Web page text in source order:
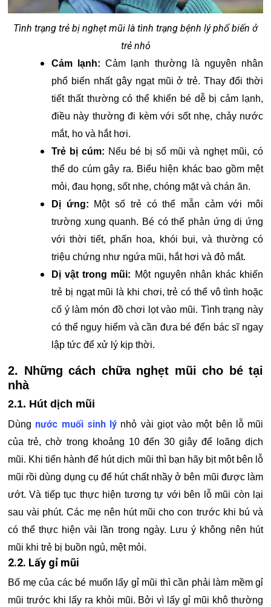
Tình trạng trẻ bị nghẹt mũi là tình trạng bệnh lý phổ biến ở
trẻ nhỏ
Cảm lạnh: Cảm lạnh thường là nguyên nhân
phổ biến nhất gây ngạt mũi ở trẻ. Thay đổi thời
tiết thất thường có thể khiến bé dễ bị cảm lạnh,
điều này thường đi kèm với sốt nhẹ, chảy nước
mắt, ho và hắt hơi.
Trẻ bị cúm: Nếu bé bị sổ mũi và nghẹt mũi, có
thể do cúm gây ra. Biểu hiện khác bao gồm mệt
mỏi, đau họng, sốt nhẹ, chóng mặt và chán ăn.
Dị ứng: Một số trẻ có thể mẫn cảm với môi
trường xung quanh. Bé có thể phản ứng dị ứng
với thời tiết, phấn hoa, khói bụi, và thường có
triệu chứng như ngứa mũi, hắt hơi và đỏ mắt.
Dị vật trong mũi: Một nguyên nhân khác khiến
trẻ bị ngạt mũi là khi chơi, trẻ có thể vô tình hoặc
cố ý làm món đồ chơi lọt vào mũi. Tình trạng này
có thể nguy hiểm và cần đưa bé đến bác sĩ ngay
lập tức để xử lý kịp thời.
2. Những cách chữa nghẹt mũi cho bé tại
nhà
2.1. Hút dịch mũi
Dùng nước muối sinh lý nhỏ vài giọt vào một bên lỗ mũi
của trẻ, chờ trong khoảng 10 đến 30 giây để loãng dịch
mũi. Khi tiến hành để hút dịch mũi thì bạn hãy bịt một bên lỗ
mũi rồi dùng dụng cụ để hút chất nhầy ở bên mũi được làm
ướt. Và tiếp tục thực hiện tương tự với bên lỗ mũi còn lại
sau vài phút. Các mẹ nên hút mũi cho con trước khi bú và
có thể thực hiện vài lần trong ngày. Lưu ý không nên hút
mũi khi trẻ bị buồn ngủ, mệt mỏi.
2.2. Lấy gỉ mũi
Bố mẹ của các bé muốn lấy gỉ mũi thì cần phải làm mềm gỉ
mũi trước khi lấy ra khỏi mũi. Bởi vì lấy gỉ mũi khô thường